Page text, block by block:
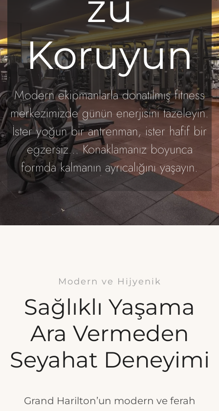
Koruyun
Modern ekipmanlarla donatılmış fitness
merkezimizde günün enerjisini tazeleyin.
İster yoğun bir antrenman, ister hafif bir
egzersiz… Konaklamanız boyunca
formda kalmanın ayrıcalığını yaşayın.
Modern ve Hijyenik
Sağlıklı Yaşama
Ara Vermeden
Seyahat Deneyimi
Grand Harilton’un modern ve ferah